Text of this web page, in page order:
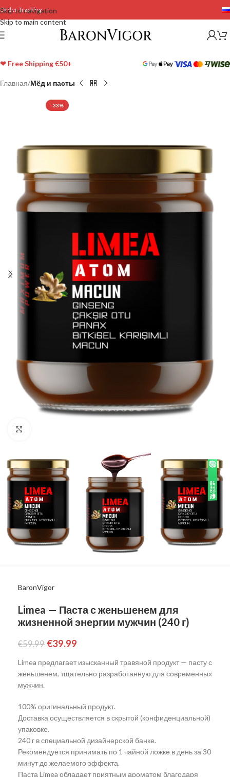
Skip to navigation
Skip to main content
Order Tracking
❤ Free Shipping €50+
Главная Мёд и пасты
-33%
BaronVigor
Limea — Паста с женьшенем для
жизненной энергии мужчин (240 г)
€59.99 €39.99
Limea предлагает изысканный травяной продукт — пасту с
женьшенем, тщательно разработанную для современных
мужчин.
100% оригинальный продукт.
Доставка осуществляется в скрытой (конфиденциальной)
упаковке.
240 г в специальной дизайнерской банке.
Рекомендуется принимать по 1 чайной ложке в день за 30
минут до желаемого эффекта.
Паста Limea обладает приятным ароматом благодаря